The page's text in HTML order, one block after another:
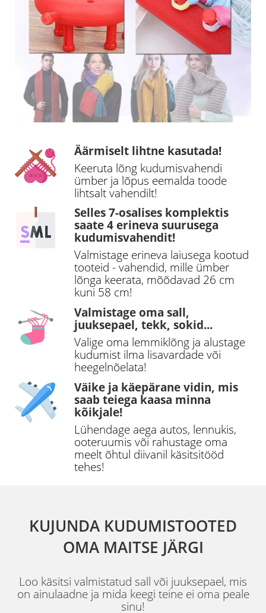
Äärmiselt lihtne kasutada!
Keeruta lõng kudumisvahendi
ümber ja lõpus eemalda toode
lihtsalt vahendilt!
Selles 7-osalises komplektis
saate 4 erineva suurusega
kudumisvahendit!
Valmistage erineva laiusega kootud
tooteid - vahendid, mille ümber
lõnga keerata, mõõdavad 26 cm
kuni 58 cm!
Valmistage oma sall,
juuksepael, tekk, sokid...
Valige oma lemmiklõng ja alustage
kudumist ilma lisavardade või
heegelnõelata!
Väike ja käepärane vidin, mis
saab teiega kaasa minna
kõikjale!
Lühendage aega autos, lennukis,
ooteruumis või rahustage oma
meelt õhtul diivanil käsitsitööd
tehes!
KUJUNDA KUDUMISTOOTED
OMA MAITSE JÄRGI
Loo käsitsi valmistatud sall või juuksepael, mis
on ainulaadne ja mida keegi teine ei oma peale
sinu!